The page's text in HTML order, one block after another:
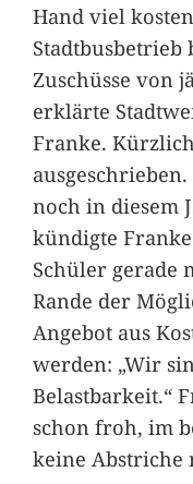
Hand viel
Zuschüsse von
erklärte
Franke.
noch in diesem
kündigte
Schüler gerade
Rande der
Angebot aus
werden: „Wir
Belastbarkeit.“
schon froh, im
keine Abstriche